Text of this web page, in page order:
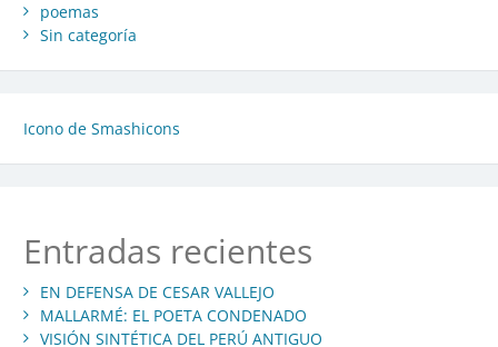
poemas
Sin categoría
Icono de Smashicons
Entradas recientes
EN DEFENSA DE CESAR VALLEJO
MALLARMÉ: EL POETA CONDENADO
VISIÓN SINTÉTICA DEL PERÚ ANTIGUO